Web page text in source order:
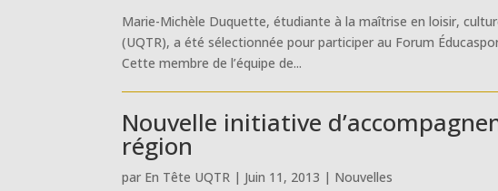
Marie-Michèle Duquette, étudiante à la maîtrise en loisir,
(UQTR), a été sélectionnée pour participer au Forum
Cette membre de l’équipe de...
Nouvelle initiative
région
par En Tête UQTR | Juin 11, 2013 | Nouvelles